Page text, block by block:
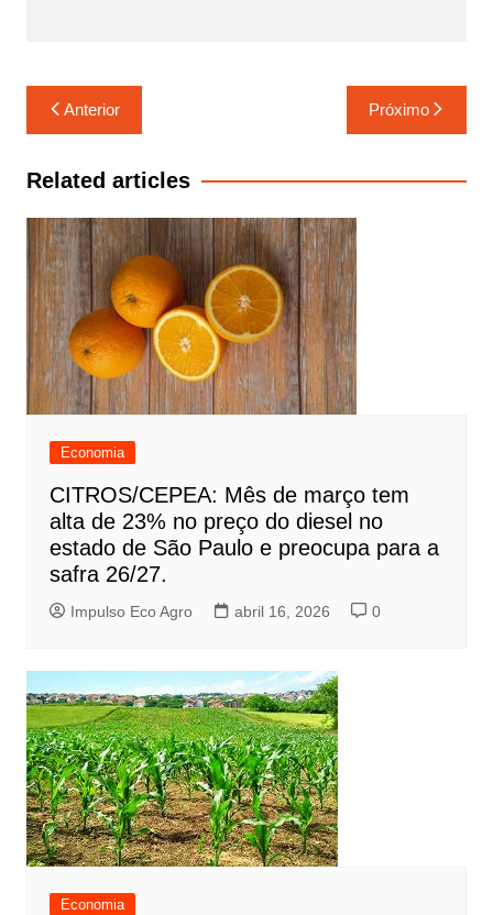
Navegação
de
Post
Anterior Próximo
Related articles
Economia
CITROS/CEPEA: Mês de março tem
alta de 23% no preço do diesel no
estado de São Paulo e preocupa para a
safra 26/27.
Impulso Eco Agro abril 16, 2026 0
Economia